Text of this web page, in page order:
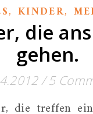
, KINDER,
die
gehen.
/ 5